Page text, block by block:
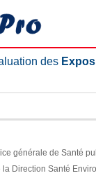
des
générale de Santé
Direction Santé